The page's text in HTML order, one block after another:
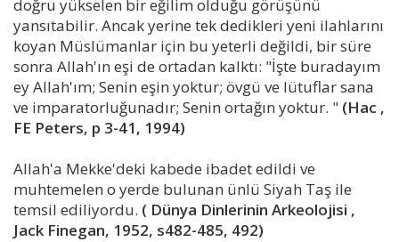
doğru yükselen bir eğilim olduğu görüşünü
yansıtabilir. Ancak yerine tek dedikleri yeni ilahlarını
koyan Müslümanlar için bu yeterli değildi, bir süre
sonra Allah'ın eşi de ortadan kalktı: "İşte buradayım
ey Allah'ım; Senin eşin yoktur; övgü ve lütuflar sana
ve imparatorluğunadır; Senin ortağın yoktur. " (Hac ,
FE Peters, p 3-41, 1994)
Allah'a Mekke'deki kabede ibadet edildi ve
muhtemelen o yerde bulunan ünlü Siyah Taş ile
temsil ediliyordu. ( Dünya Dinlerinin Arkeolojisi ,
Jack Finegan, 1952, s482-485, 492)